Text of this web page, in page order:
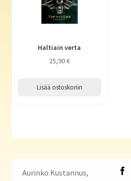
Haltiain verta
25,90€
Lisää ostoskoriin
Aurinko Kustannus,